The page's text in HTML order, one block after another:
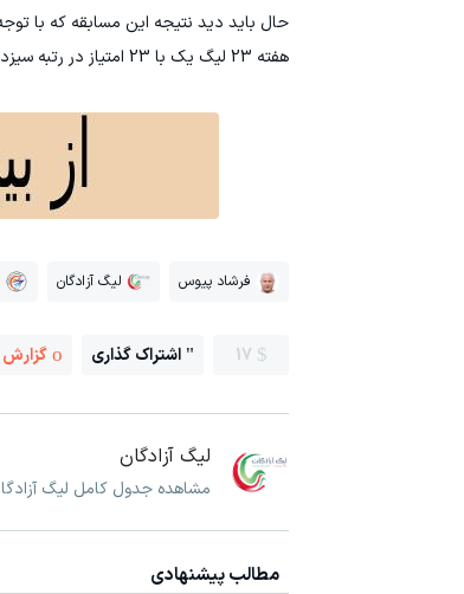
حال باید دید نتیجه این مسابقه که با
هفته 23 لیگ ‌یک با 23 امتیاز در رتبه سیزدهم جدول رده‌بندی قرار دارد و نود ارومیه با 19 امتیاز در رده شانزدهم است.
فرشاد پیوس لیگ آزادگان
17 اشتراک گذاری
لیگ آزادگان
مشاهده جدول کامل لیگ
مطالب پیشنهادی